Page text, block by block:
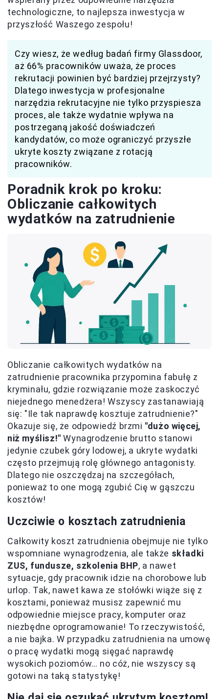
technologiczne, to najlepsza inwestycja w
przyszłość Waszego zespołu!
Czy wiesz, że według badań firmy Glassdoor,
aż 66% pracowników uważa, że proces
rekrutacji powinien być bardziej przejrzysty?
Dlatego inwestycja w profesjonalne
narzędzia rekrutacyjne nie tylko przyspiesza
proces, ale także wydatnie wpływa na
postrzeganą jakość doświadczeń
kandydatów, co może ograniczyć przyszłe
ukryte koszty związane z rotacją
pracowników.
Poradnik krok po kroku:
Obliczanie całkowitych
wydatków na zatrudnienie
Obliczanie całkowitych wydatków na
zatrudnienie pracownika przypomina fabułę z
kryminału, gdzie rozwiązanie może zaskoczyć
niejednego menedżera! Wszyscy zastanawiają
się: "Ile tak naprawdę kosztuje zatrudnienie?"
Okazuje się, że odpowiedź brzmi "dużo więcej,
niż myślisz!" Wynagrodzenie brutto stanowi
jedynie czubek góry lodowej, a ukryte wydatki
często przejmują rolę głównego antagonisty.
Dlatego nie oszczędzaj na szczegółach,
ponieważ to one mogą zgubić Cię w gąszczu
kosztów!
Uczciwie o kosztach zatrudnienia
Całkowity koszt zatrudnienia obejmuje nie tylko
wspomniane wynagrodzenia, ale także składki
ZUS, fundusze, szkolenia BHP, a nawet
sytuacje, gdy pracownik idzie na chorobowe lub
urlop. Tak, nawet kawa ze stołówki wiąże się z
kosztami, ponieważ musisz zapewnić mu
odpowiednie miejsce pracy, komputer oraz
niezbędne oprogramowanie! To rzeczywistość,
a nie bajka. W przypadku zatrudnienia na umowę
o pracę wydatki mogą sięgać naprawdę
wysokich poziomów… no cóż, nie wszyscy są
gotowi na taką statystykę!